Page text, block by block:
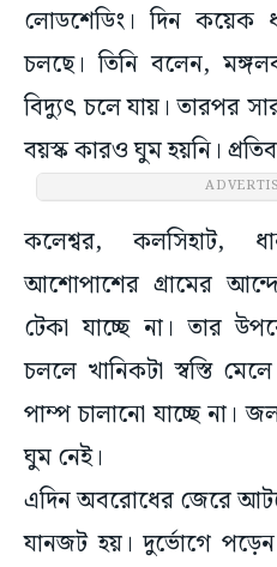
লোডশেডিং। দিন কয়েক
চলছে। তিনি বলেন,
বিদ্যুৎ চলে যায়। তারপর
বয়স্ক কারও ঘুম হয়নি।
কলেশ্বর, কলসিহাট,
আশোপাশের গ্রামের
টেকা যাচ্ছে না। তার
চললে খানিকটা স্বস্তি
পাম্প চালানো যাচ্ছে না।
ঘুম নেই।
এদিন অবরোধের জেরে
যানজট হয়। দুর্ভোগে পড়েন